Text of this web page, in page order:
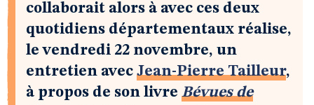
collaborait alors à avec ces deux
quotidiens départementaux réalise,
le vendredi 22 novembre, un
entretien avec Jean-Pierre Tailleur,
à propos de son livre Bévues de